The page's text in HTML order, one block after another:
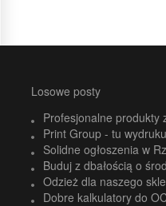
Losowe posty
Profesjonalne produkty
Print Group - tu
Solidne ogłoszenia w
Buduj z dbałością o
Odzież dla naszego
Dobre kalkulatory do